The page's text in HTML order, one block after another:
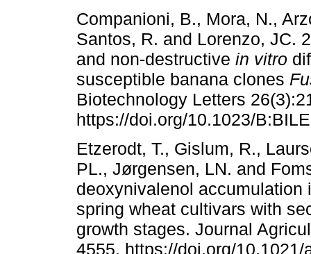
Companioni, B., Mora, N.,
Santos, R. and Lorenzo, JC.
and non-destructive in vitro
susceptible banana clones
Biotechnology Letters
https://doi.org/10.1023/
Etzerodt, T., Gislum, R.,
PL., Jørgensen, LN. and
deoxynivalenol accumulation
spring wheat cultivars with
growth stages. Journal
4555. https://doi.org/